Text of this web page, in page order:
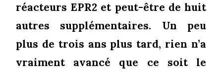
réacteurs EPR2 et peut-être de huit
autres supplémentaires. Un peu
plus de trois ans plus tard, rien n’a
vraiment avancé que ce soit le